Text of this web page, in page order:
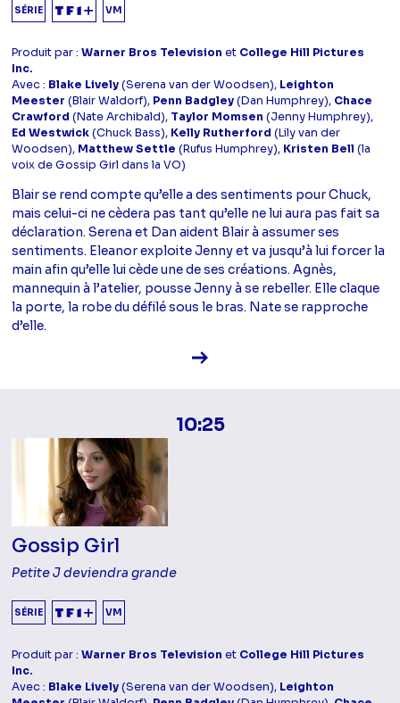
SÉRIE VM
Produit par :Warner Bros Television et College Hill Pictures
Inc.
Avec : Blake Lively(Serena van der Woodsen), Leighton
Meester (Blair Waldorf), Penn Badgley(Dan Humphrey), Chace
Crawford (Nate Archibald), Taylor Momsen (Jenny Humphrey),
Ed Westwick(Chuck Bass), Kelly Rutherford (Lily van der
Woodsen), Matthew Settle (Rufus Humphrey), Kristen Bell (la
voix de Gossip Girl dans la VO)
Blair se rend compte qu’elle a des sentiments pour Chuck,
mais celui-ci ne cèdera pas tant qu’elle ne lui aura pas fait sa
déclaration. Serena et Dan aident Blair à assumer ses
sentiments. Eleanor exploite Jenny et va jusqu’à lui forcer la
main afin qu’elle lui cède une de ses créations. Agnès,
mannequin à l’atelier, pousse Jenny à se rebeller. Elle claque
la porte, la robe du défilé sous le bras. Nate se rapproche
d’elle.
Voir la fiche diffusion
10:25
Gossip Girl
Petite J deviendra grande
SÉRIE VM
Produit par :Warner Bros Television et College Hill Pictures
Inc.
Avec : Blake Lively(Serena van der Woodsen), Leighton